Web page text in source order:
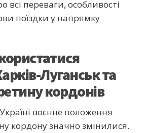
всі переваги, особливості
поїздки у напрямку
Луганськ та
кордонів
воєнне положення
кордону значно змінилися.